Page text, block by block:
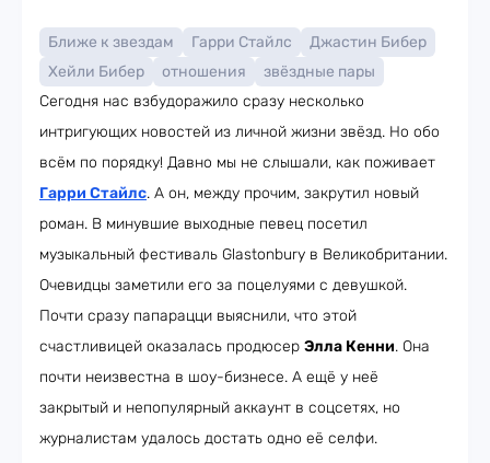
Ближе к звездам Гарри Стайлс
Джастин Бибер
Хейли Бибер
отношения
звёздные пары
Сегодня нас взбудоражило сразу несколько
интригующих новостей из личной жизни звёзд. Но обо
всём по порядку! Давно мы не слышали, как поживает
Гарри Стайлс. А он, между прочим, закрутил новый
роман. В минувшие выходные певец посетил
музыкальный фестиваль Glastonbury в Великобритании.
Очевидцы заметили его за поцелуями с девушкой.
Почти сразу папарацци выяснили, что этой
счастливицей оказалась продюсер Элла Кенни. Она
почти неизвестна в шоу-бизнесе. А ещё у неё
закрытый и непопулярный аккаунт в соцсетях, но
журналистам удалось достать одно её селфи.